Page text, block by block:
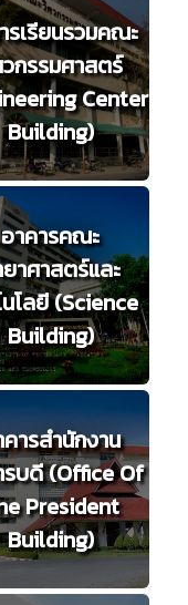
รเรียนรวมคณะ
กรรมศาสตร์
Center
Building)
อาคารคณะ
าศาสตร์และ
นโลยี (Science
Building)
ารสำนักงาน
รบดี (Office Of
President
Building)